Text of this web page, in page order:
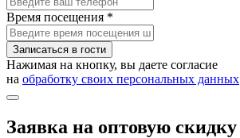
Время посещения *
Записаться в гости
Нажимая на кнопку, вы даете согласие
на обработку своих персональных данных
Заявка на оптовую скидку